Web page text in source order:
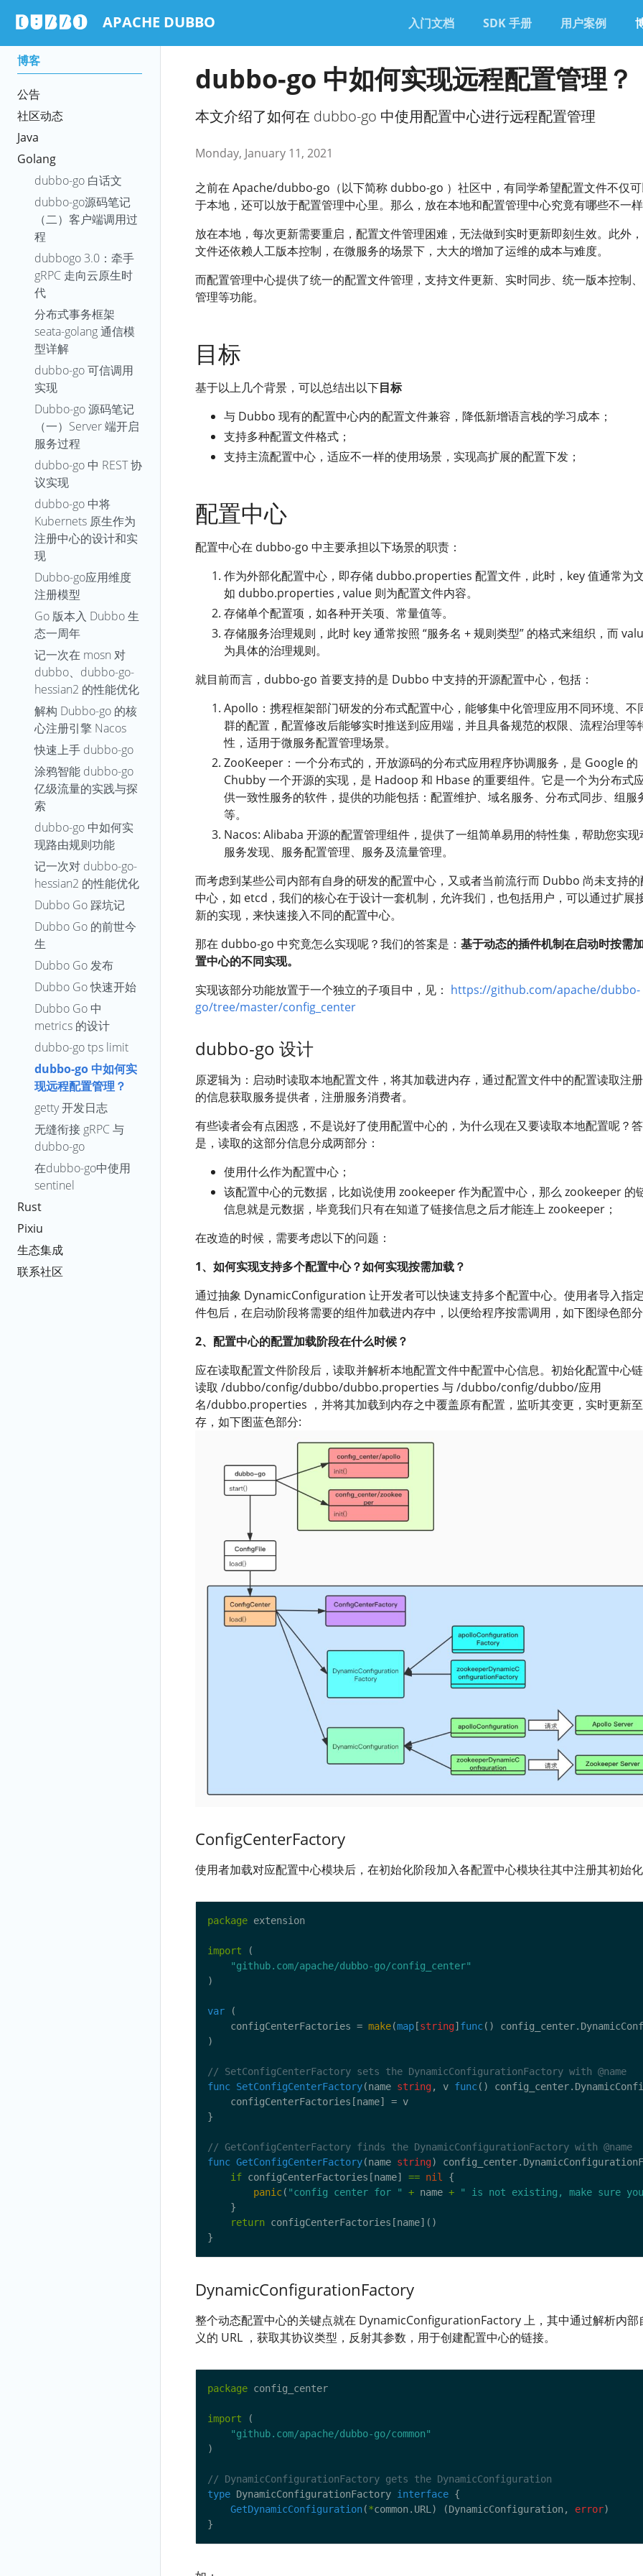
APACHE DUBBO 入门文档 SDK 手册 用户案例
博客
公告
社区动态
Java
Golang
dubbo-go 白话文
dubbo-go源码笔记
（二）客户端调用过
程
dubbogo 3.0：牵手
gRPC 走向云原生时
代
分布式事务框架
seata-golang 通信模
型详解
dubbo-go 可信调用
实现
Dubbo-go 源码笔记
（一）Server 端开启
服务过程
dubbo-go 中 REST 协
议实现
dubbo-go 中将
Kubernets 原⽣作为
注册中⼼的设计和实
现
Dubbo-go应用维度
注册模型
Go 版本入 Dubbo 生
态一周年
记一次在 mosn 对
dubbo、dubbo-go-
hessian2 的性能优化
解构 Dubbo-go 的核
心注册引擎 Nacos
快速上手 dubbo-go
涂鸦智能 dubbo-go
亿级流量的实践与探
索
dubbo-go 中如何实
现路由规则功能
记一次对 dubbo-go-
hessian2 的性能优化
Dubbo Go 踩坑记
Dubbo Go 的前世今
生
Dubbo Go 发布
Dubbo Go 快速开始
Dubbo Go 中
metrics 的设计
dubbo-go tps limit
dubbo-go 中如何实
现远程配置管理？
getty 开发日志
无缝衔接 gRPC 与
dubbo-go
在dubbo-go中使用
sentinel
Rust
Pixiu
生态集成
联系社区
dubbo-go 中如何实现远程配置管理？
本文介绍了如何在 dubbo-go 中使用配置中心进行远程配置管理
Monday, January 11, 2021
之前在 Apache/dubbo-go（以下简称 dubbo-go ）社区中，有同学希望配置文件不仅
于本地，还可以放于配置管理中心里。那么，放在本地和配置管理中心究竟有哪些不一
放在本地，每次更新需要重启，配置文件管理困难，无法做到实时更新即刻生效。此外
文件还依赖人工版本控制，在微服务的场景下，大大的增加了运维的成本与难度。
而配置管理中心提供了统一的配置文件管理，支持文件更新、实时同步、统一版本控制
管理等功能。
目标
基于以上几个背景，可以总结出以下目标
与 Dubbo 现有的配置中心内的配置文件兼容，降低新增语言栈的学习成本；
支持多种配置文件格式；
支持主流配置中心，适应不一样的使用场景，实现高扩展的配置下发；
配置中心
配置中心在 dubbo-go 中主要承担以下场景的职责：
作为外部化配置中心，即存储 dubbo.properties 配置文件，此时，key 值通常为
如 dubbo.properties , value 则为配置文件内容。
存储单个配置项，如各种开关项、常量值等。
存储服务治理规则，此时 key 通常按照 “服务名 + 规则类型” 的格式来组织，而
为具体的治理规则。
就目前而言，dubbo-go 首要支持的是 Dubbo 中支持的开源配置中心，包括：
Apollo：携程框架部门研发的分布式配置中心，能够集中化管理应用不同环境、不
群的配置，配置修改后能够实时推送到应用端，并且具备规范的权限、流程治理等
性，适用于微服务配置管理场景。
ZooKeeper：一个分布式的，开放源码的分布式应用程序协调服务，是 Google 的
Chubby 一个开源的实现，是 Hadoop 和 Hbase 的重要组件。它是一个为分布式
供一致性服务的软件，提供的功能包括：配置维护、域名服务、分布式同步、组服
等。
Nacos: Alibaba 开源的配置管理组件，提供了一组简单易用的特性集，帮助您实现
服务发现、服务配置管理、服务及流量管理。
而考虑到某些公司内部有自身的研发的配置中心，又或者当前流行而 Dubbo 尚未支持
中心，如 etcd，我们的核心在于设计一套机制，允许我们，也包括用户，可以通过扩展
新的实现，来快速接入不同的配置中心。
那在 dubbo-go 中究竟怎么实现呢？我们的答案是： 基于动态的插件机制在启动时按需
置中心的不同实现。
实现该部分功能放置于一个独立的子项目中，见： https://github.com/apache/dubbo-
go/tree/master/config_center
dubbo-go 设计
原逻辑为：启动时读取本地配置文件，将其加载进内存，通过配置文件中的配置读取注
的信息获取服务提供者，注册服务消费者。
有些读者会有点困惑，不是说好了使用配置中心的，为什么现在又要读取本地配置呢？
是，读取的这部分信息分成两部分：
使用什么作为配置中心；
该配置中心的元数据，比如说使用 zookeeper 作为配置中心，那么 zookeeper 的
信息就是元数据，毕竟我们只有在知道了链接信息之后才能连上 zookeeper；
在改造的时候，需要考虑以下的问题：
1、如何实现支持多个配置中心？如何实现按需加载？
通过抽象 DynamicConfiguration 让开发者可以快速支持多个配置中心。使用者导入指
件包后，在启动阶段将需要的组件加载进内存中，以便给程序按需调用，如下图绿色部
2、配置中心的配置加载阶段在什么时候？
应在读取配置文件阶段后，读取并解析本地配置文件中配置中心信息。初始化配置中心
读取 /dubbo/config/dubbo/dubbo.properties 与 /dubbo/config/dubbo/应用
名/dubbo.properties ，并将其加载到内存之中覆盖原有配置，监听其变更，实时更新
存，如下图蓝色部分:
ConfigCenterFactory
使用者加载对应配置中心模块后，在初始化阶段加入各配置中心模块往其中注册其初始
package
import
"github.com/apache/dubbo-go/config_center"
var
	configCenterFactories =
make(map [string] func
func SetConfigCenterFactory(name string, v func
func GetConfigCenterFactory(name string
if configCenterFactories[name] == nil
panic( "config center for " + name +
" is not existing, make sure
return
DynamicConfigurationFactory
整个动态配置中心的关键点就在 DynamicConfigurationFactory 上，其中通过解析内部
义的 URL ，获取其协议类型，反射其参数，用于创建配置中心的链接。
package
import
"github.com/apache/dubbo-go/common"
type DynamicConfigurationFactory interface
GetDynamicConfiguration(*common.URL) (DynamicConfiguration, error